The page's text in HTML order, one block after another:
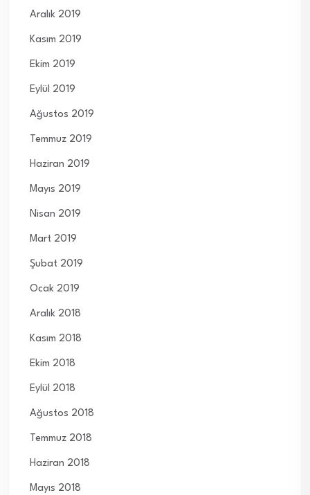
Aralık 2019
Kasım 2019
Ekim 2019
Eylül 2019
Ağustos 2019
Temmuz 2019
Haziran 2019
Mayıs 2019
Nisan 2019
Mart 2019
Şubat 2019
Ocak 2019
Aralık 2018
Kasım 2018
Ekim 2018
Eylül 2018
Ağustos 2018
Temmuz 2018
Haziran 2018
Mayıs 2018